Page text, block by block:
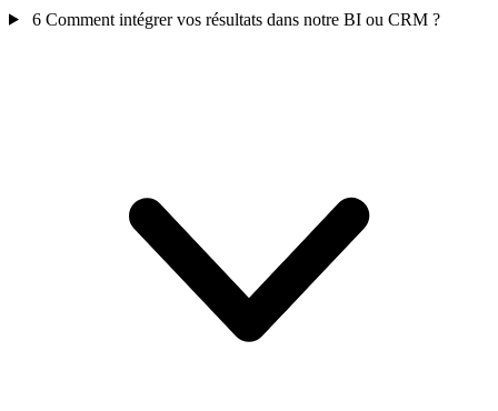
6 Comment intégrer vos résultats dans notre BI ou CRM ?